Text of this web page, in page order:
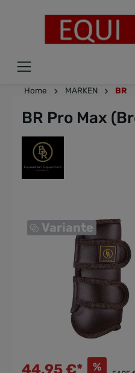
Home MARKEN BR
BR Pro Max
Variante
44,95 €* %